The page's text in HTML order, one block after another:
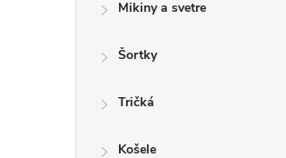
Mikiny a svetre
Šortky
Tričká
Košele